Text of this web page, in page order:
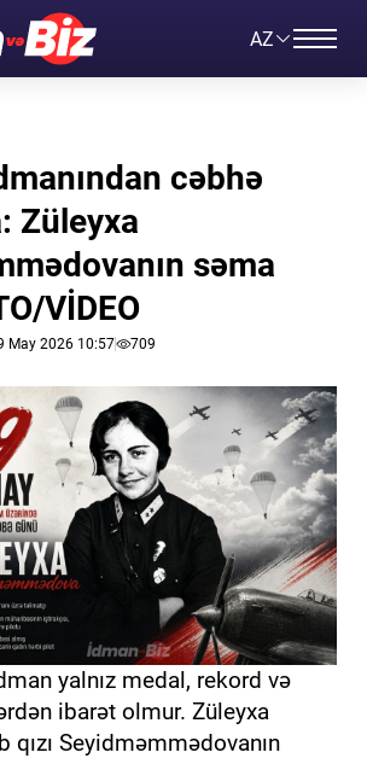
AZ
cəbhə
Züleyxa
səma
VİDEO
May 2026 10:57 709
yalnız medal, rekord və
ibarət olmur. Züleyxa
qızı Seyidməmmədovanın